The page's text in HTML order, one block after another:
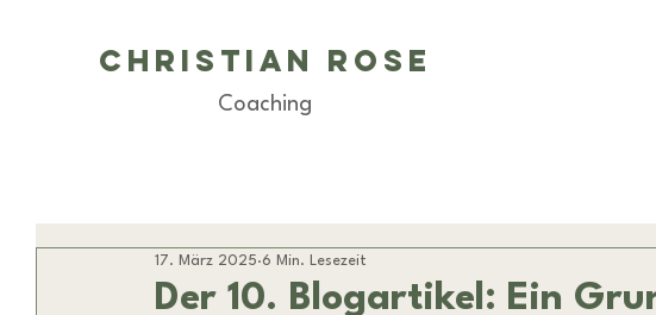
Christian Rose
Coaching
Der 10. Blogartikel: Ein
17. März 2025 6 Min. Lesezeit